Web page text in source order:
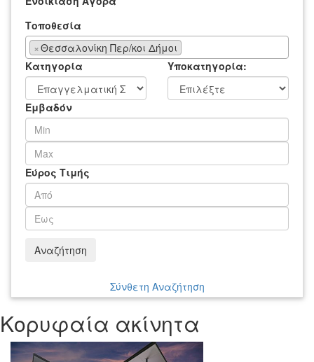
Τοποθεσία
×Θεσσαλονίκη Περ/κοι Δήμοι
Κατηγορία
Υποκατηγορία:
Εμβαδόν
Εύρος Τιμής
Αναζήτηση
Σύνθετη Αναζήτηση
Κορυφαία ακίνητα